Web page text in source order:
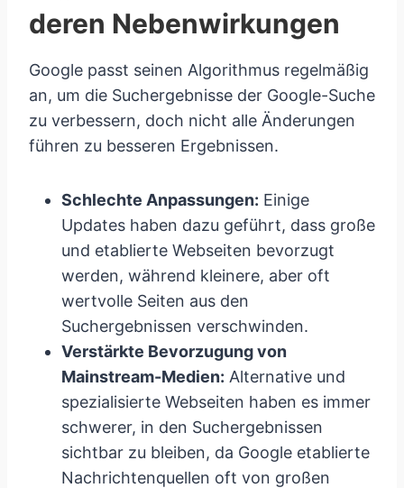
deren Nebenwirkungen
Google passt seinen Algorithmus regelmäßig
an, um die Suchergebnisse der Google-Suche
zu verbessern, doch nicht alle Änderungen
führen zu besseren Ergebnissen.
Schlechte Anpassungen: Einige
Updates haben dazu geführt, dass große
und etablierte Webseiten bevorzugt
werden, während kleinere, aber oft
wertvolle Seiten aus den
Suchergebnissen verschwinden.
Verstärkte Bevorzugung von
Mainstream-Medien: Alternative und
spezialisierte Webseiten haben es immer
schwerer, in den Suchergebnissen
sichtbar zu bleiben, da Google etablierte
Nachrichtenquellen oft von großen